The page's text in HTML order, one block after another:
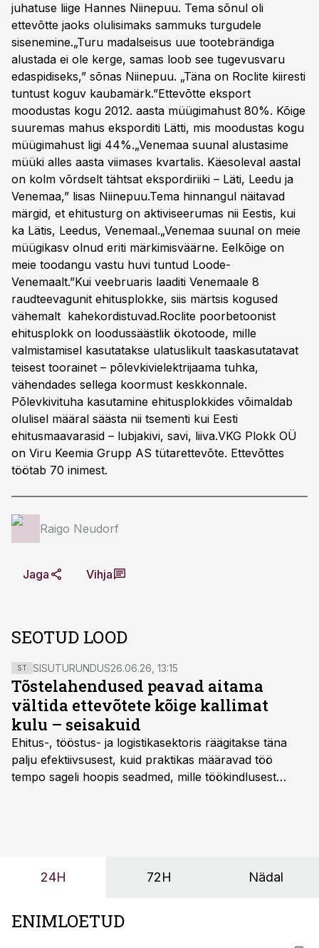
juhatuse liige Hannes Niinepuu. Tema sõnul oli
ettevõtte jaoks olulisimaks sammuks turgudele
sisenemine.„Turu madalseisus uue tootebrändiga
alustada ei ole kerge, samas loob see tugevusvaru
edaspidiseks,” sõnas Niinepuu. „Täna on Roclite kiiresti
tuntust koguv kaubamärk.”Ettevõtte eksport
moodustas kogu 2012. aasta müügimahust 80%. Kõige
suuremas mahus eksporditi Lätti, mis moodustas kogu
müügimahust ligi 44%.„Venemaa suunal alustasime
müüki alles aasta viimases kvartalis. Käesoleval aastal
on kolm võrdselt tähtsat ekspordiriiki – Läti, Leedu ja
Venemaa,” lisas Niinepuu.Tema hinnangul näitavad
märgid, et ehitusturg on aktiviseerumas nii Eestis, kui
ka Lätis, Leedus, Venemaal.„Venemaa suunal on meie
müügikasv olnud eriti märkimisväärne. Eelkõige on
meie toodangu vastu huvi tuntud Loode-
Venemaalt.”Kui veebruaris laaditi Venemaale 8
raudteevagunit ehitusplokke, siis märtsis kogused
vähemalt kahekordistuvad.Roclite poorbetoonist
ehitusplokk on loodussäästlik ökotoode, mille
valmistamisel kasutatakse ulatuslikult taaskasutatavat
teisest toorainet – põlevkivielektrijaama tuhka,
vähendades sellega koormust keskkonnale.
Põlevkivituha kasutamine ehitusplokkides võimaldab
olulisel määral säästa nii tsementi kui Eesti
ehitusmaavarasid – lubjakivi, savi, liiva.VKG Plokk OÜ
on Viru Keemia Grupp AS tütarettevõte. Ettevõttes
töötab 70 inimest.
Raigo Neudorf
Jaga Vihja
SEOTUD LOOD
ST SISUTURUNDUS26.06.26, 13:15
Tõstelahendused peavad aitama
vältida ettevõtete kõige kallimat
kulu – seisakuid
Ehitus-, tööstus- ja logistikasektoris räägitakse täna
palju efektiivsusest, kuid praktikas määravad töö
tempo sageli hoopis seadmed, mille töökindlusest
24H 72H Nädal
ENIMLOETUD